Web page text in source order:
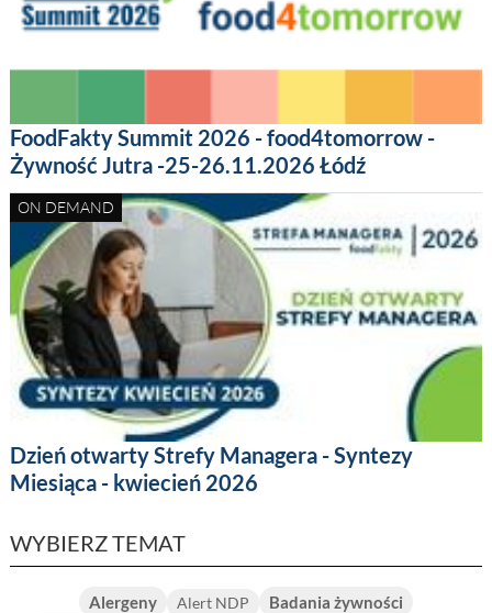
FoodFakty Summit 2026 - food4tomorrow -
Żywność Jutra -25-26.11.2026 Łódź
ON DEMAND
Dzień otwarty Strefy Managera - Syntezy
Miesiąca - kwiecień 2026
WYBIERZ TEMAT
Alergeny Alert NDP
Badania żywności